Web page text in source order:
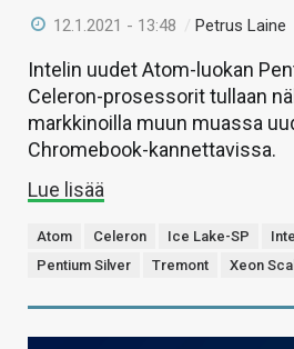
12.1.2021 - 13:48 /Petrus Laine
Intelin uudet Atom-luokan
Celeron-prosessorit tullaan
markkinoilla muun muassa
Chromebook-kannettavissa.
Lue lisää
Atom Celeron Ice Lake-SP Intel
Pentium Silver
Tremont Xeon